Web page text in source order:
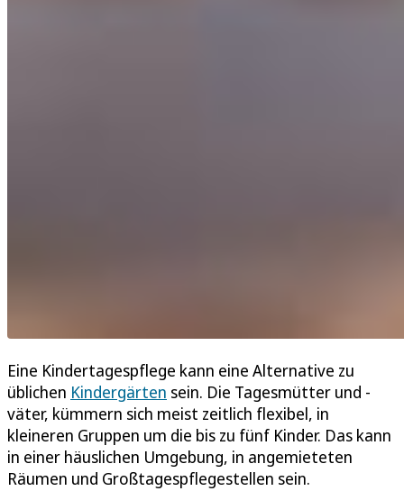
Eine Kindertagespflege kann eine Alternative zu
üblichen Kindergärten sein. Die Tagesmütter und -
väter, kümmern sich meist zeitlich flexibel, in
kleineren Gruppen um die bis zu fünf Kinder. Das kann
in einer häuslichen Umgebung, in angemieteten
Räumen und Großtagespflegestellen sein.